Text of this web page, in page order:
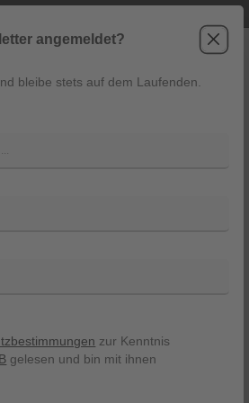
angemeldet?
bleibe stets auf dem Laufenden.
zur Kenntnis
gelesen und bin mit ihnen